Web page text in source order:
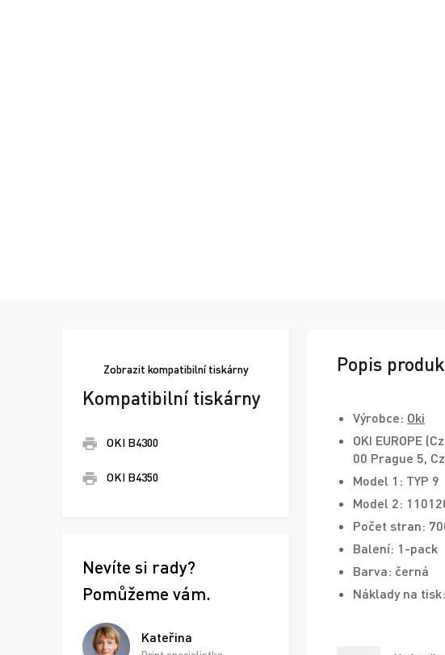
Zobrazit kompatibilní tiskárny
Kompatibilní tiskárny
OKI B4300
OKI B4350
Nevíte si rady?
Pomůžeme vám.
Kateřina
Popis
Výrobce: Oki
OKI EUROPE
00 Prague 5,
Model 1: TYP 9
Model 2:
Počet stran:
Balení: 1-pack
Barva: černá
Náklady na